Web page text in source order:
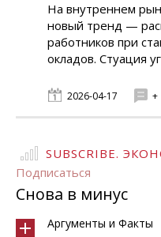
На внутреннем
новый тренд —
работников при
окладов. Стуация
2026-04-17 +
SUBSCRIBE.
Подписаться
Снова в минус
Аргументы и Факты